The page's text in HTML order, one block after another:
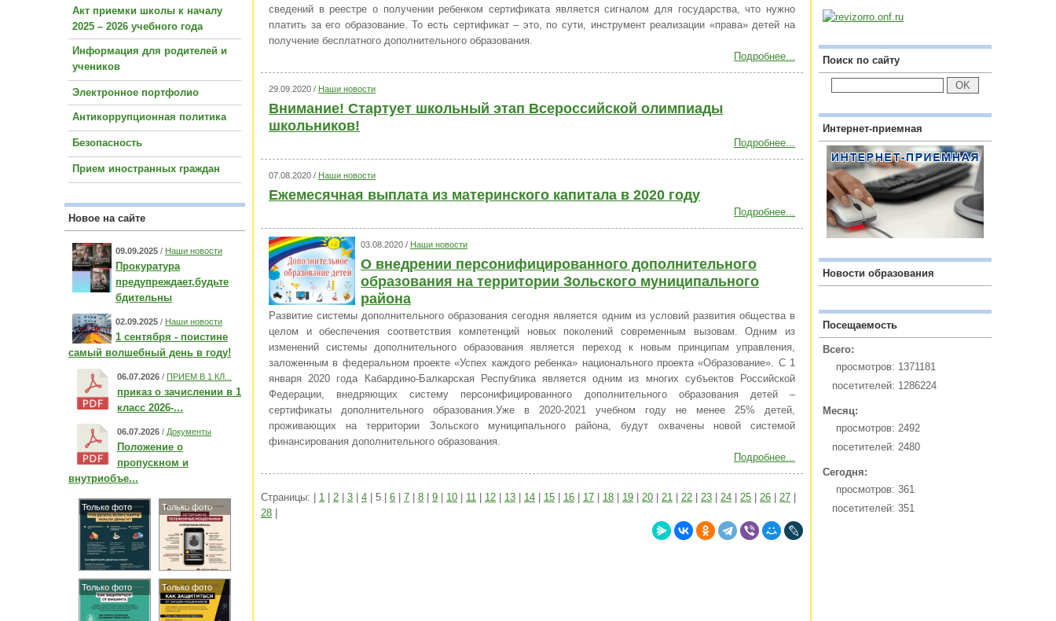
Акт приемки школы к началу
2025 – 2026 учебного года
Информация для родителей и
учеников
Электронное портфолио
Антикоррупционная политика
Безопасность
Прием иностранных граждан
Новое на сайте
09.09.2025 / Наши новости
Прокуратура
предупреждает,будьте
бдительны
02.09.2025 / Наши новости
1 сентября - поистине
самый волшебный день в году!
06.07.2026 / ПРИЕМ В 1 КЛ...
приказ о зачислении в 1
класс 2026-...
06.07.2026 / Документы
Положение о
пропускном и
внутриобъе...
Только фото Только фото
Только фото Только фото
сведений в реестре о получении ребенком сертификата является сигналом для государства, что нужно
платить за его образование. То есть сертификат – это, по сути, инструмент реализации «права» детей на
получение бесплатного дополнительного образования.
Подробнее...
29.09.2020 / Наши новости
Внимание! Стартует школьный этап Всероссийской олимпиады
школьников!
Подробнее...
07.08.2020 / Наши новости
Ежемесячная выплата из материнского капитала в 2020 году
Подробнее...
03.08.2020 / Наши новости
О внедрении персонифицированного дополнительного
образования на территории Зольского муниципального
района
Развитие системы дополнительного образования сегодня является одним из условий развития общества в
целом и обеспечения соответствия компетенций новых поколений современным вызовам. Одним из
изменений системы дополнительного образования является переход к новым принципам управления,
заложенным в федеральном проекте «Успех каждого ребенка» национального проекта «Образование». С 1
января 2020 года Кабардино-Балкарская Республика является одним из многих субъектов Российской
Федерации, внедряющих систему персонифицированного дополнительного образования детей –
сертификаты дополнительного образования.Уже в 2020-2021 учебном году не менее 25% детей,
проживающих на территории Зольского муниципального района, будут охвачены новой системой
финансирования дополнительного образования.
Подробнее...
Страницы: | 1 2 3 4 | 5 | 6 7 8 9 10 11 12 13 14 15 16 17 18 19 20 21 22 23 24 25 26 27
28
Поиск по сайту
Интернет-приемная
Новости образования
Посещаемость
Всего:
просмотров: 1371181
посетителей: 1286224
Месяц:
просмотров: 2492
посетителей: 2480
Сегодня:
просмотров: 361
посетителей: 351